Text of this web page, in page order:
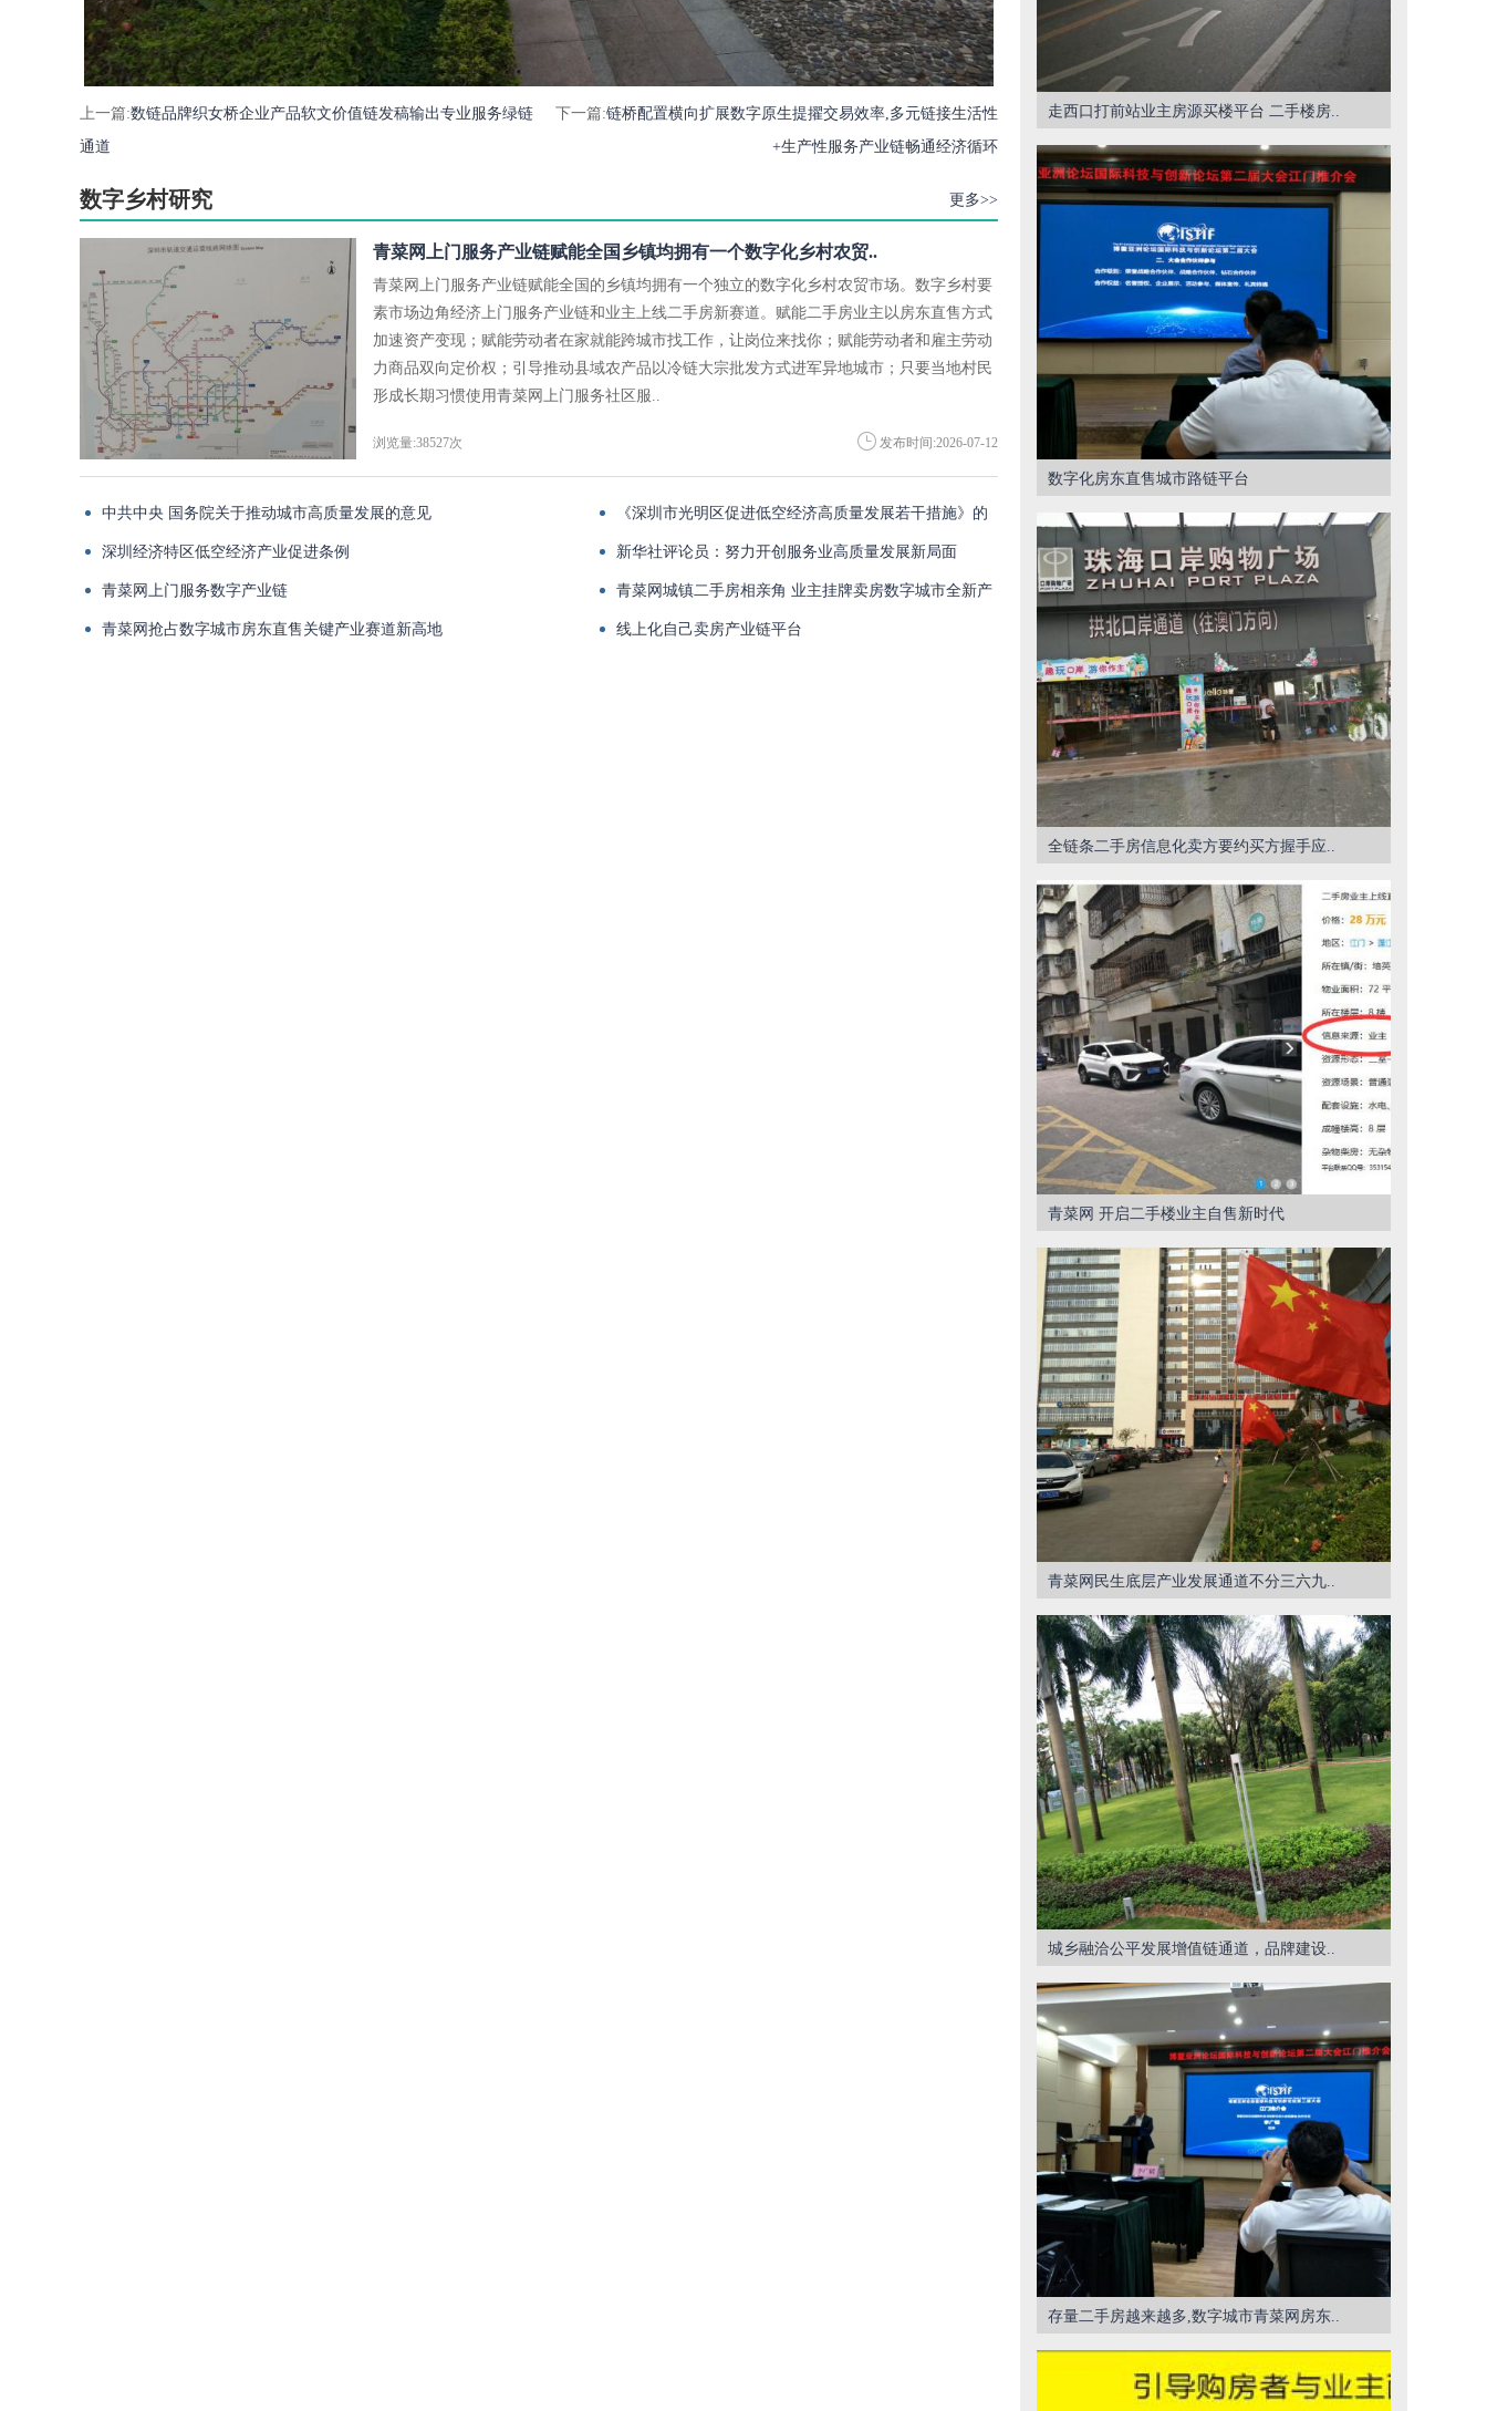
上一篇:数链品牌织女桥企业产品软文价值链发稿输出专业服务绿链
通道
下一篇:链桥配置横向扩展数字原生提擢交易效率,多元链接生活性
+生产性服务产业链畅通经济循环
数字乡村研究 更多>>
青菜网上门服务产业链赋能全国乡镇均拥有一个数字化乡村农贸..
青菜网上门服务产业链赋能全国的乡镇均拥有一个独立的数字化乡村农贸市场。数字乡村要
素市场边角经济上门服务产业链和业主上线二手房新赛道。赋能二手房业主以房东直售方式
加速资产变现；赋能劳动者在家就能跨城市找工作，让岗位来找你；赋能劳动者和雇主劳动
力商品双向定价权；引导推动县域农产品以冷链大宗批发方式进军异地城市；只要当地村民
形成长期习惯使用青菜网上门服务社区服..
浏览量:38527次 发布时间:2026-07-12
中共中央 国务院关于推动城市高质量发展的意见 《深圳市光明区促进低空经济高质量发展若干措施》的
政策解读
深圳经济特区低空经济产业促进条例 新华社评论员：努力开创服务业高质量发展新局面
青菜网上门服务数字产业链 青菜网城镇二手房相亲角 业主挂牌卖房数字城市全新产
业链
青菜网抢占数字城市房东直售关键产业赛道新高地 线上化自己卖房产业链平台
走西口打前站业主房源买楼平台 二手楼房..
数字化房东直售城市路链平台
全链条二手房信息化卖方要约买方握手应..
青菜网 开启二手楼业主自售新时代
青菜网民生底层产业发展通道不分三六九..
城乡融洽公平发展增值链通道，品牌建设..
存量二手房越来越多,数字城市青菜网房东..